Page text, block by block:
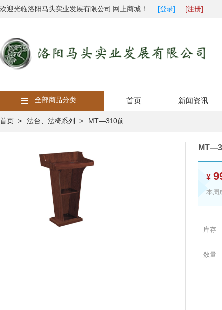
欢迎光临洛阳马头实业发展有限公司 网上商城！ [登录] [注册]
全部商品分类 首页 新闻资讯
首页 > 法台、法椅系列 > MT—310前
¥
本周
库存
数量